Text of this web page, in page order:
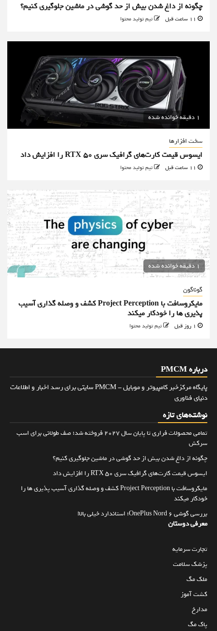
چگونه از داغ شدن بیش از حد گوشی در ماشین جلوگیری کنیم؟
تیم تولید محتوا
1 دقیقه خوانده شده
سخت افزارها
ایسوس قیمت کارت‌های گرافیک سری RTX 50 را افزایش داد
تیم تولید محتوا
1 دقیقه خوانده شده
گوناگون
مایکروسافت با Project Perception کشف و وصله گذاری آسیب
پذیری ها را خودکار میکند
تیم تولید محتوا
درباره PMCM
پایگاه مرکزخبر کامپیوتر و موبایل - PMCM سایتی برای رسد اخبار و اطلاعات
دنیای فناوری
نوشته‌های تازه
تمامی محصولات فراری تا پایان سال ۲۰۲۷ فروخته شد؛ صف طولانی برای اسب
سرکش
چگونه از داغ شدن بیش از حد گوشی در ماشین جلوگیری کنیم؟
ایسوس قیمت کارت‌های گرافیک سری RTX 50 را افزایش داد
مایکروسافت با Project Perception کشف و وصله گذاری آسیب پذیری ها را
خودکار میکند
بررسی گوشی OnePlus Nord 6؛ استاندارد خیلی بالا!
معرفی دوستان
تجارت سرمایه
پزشک سلامت
ملک مگ
کشت آموز
مدارخ
پاک مگ